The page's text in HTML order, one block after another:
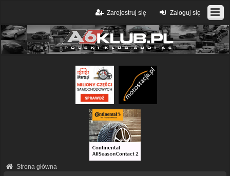
Zaloguj się
Zarejestruj się
Strona główna